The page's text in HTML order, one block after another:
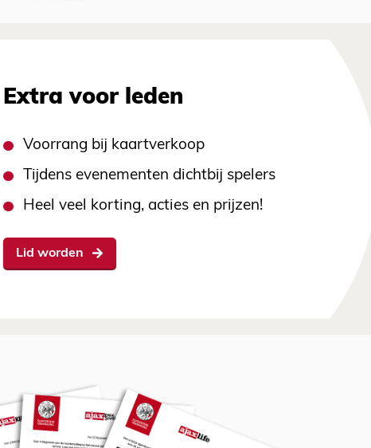
Extra voor leden
Voorrang bij kaartverkoop
Tijdens evenementen dichtbij spelers
Heel veel korting, acties en prijzen!
Lid worden